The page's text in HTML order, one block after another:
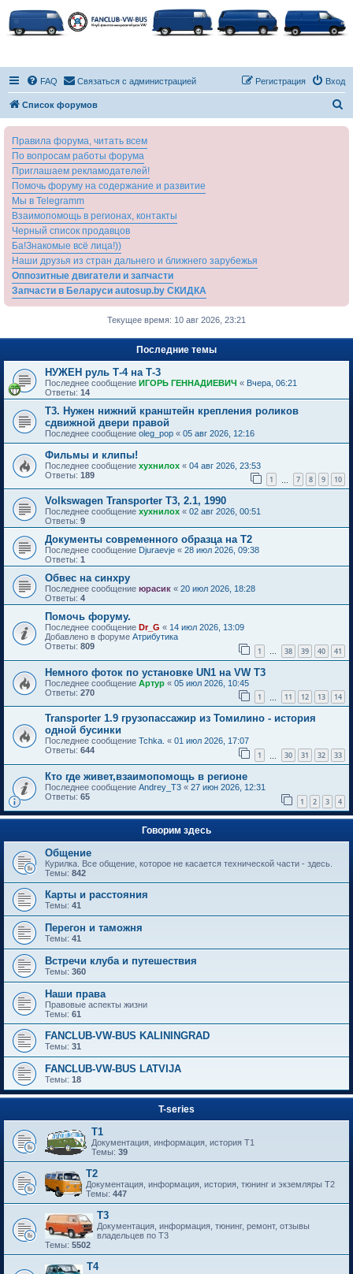
FAQ Связаться с администрацией Вход
Регистрация
Список форумов
Правила форума, читать всем
По вопросам работы форума
Приглашаем рекламодателей!
Помочь форуму на содержание и развитие
Мы в Telegramm
Взаимопомощь в регионах, контакты
Черный список продавцов
Ба!Знакомые всё лица!))
Наши друзья из стран дальнего и ближнего зарубежья
Оппозитные двигатели и запчасти
Запчасти в Беларуси autosup.by СКИДКА
Текущее время: 10 авг 2026, 23:21
Последние темы
НУЖЕН руль Т-4 на Т-3
Последнее сообщение ИГОРЬ ГЕННАДИЕВИЧ « Вчера, 06:21
Ответы: 14
Т3. Нужен нижний кранштейн крепления роликов
сдвижной двери правой
Последнее сообщение oleg_pop « 05 авг 2026, 12:16
Фильмы и клипы!
Последнее сообщение хухнилох « 04 авг 2026, 23:53
Ответы: 189 1 7 8 9 10
Volkswagen Transporter T3, 2.1, 1990
Последнее сообщение хухнилох « 02 авг 2026, 00:51
Ответы: 9
Документы современного образца на Т2
Последнее сообщение Djuraevje « 28 июл 2026, 09:38
Ответы: 1
Обвес на синхру
Последнее сообщение юрасик « 20 июл 2026, 18:28
Ответы: 4
Помочь форуму.
Последнее сообщение Dr_G « 14 июл 2026, 13:09
Добавлено в форуме Атрибутика
Ответы: 809 1 … 38 39 40 41
Немного фоток по установке UN1 на VW T3
Последнее сообщение Артур « 05 июл 2026, 10:45
Ответы: 270 1 11 12 13 14
Transporter 1.9 грузопассажир из Томилино - история
одной бусинки
Последнее сообщение Tchka. « 01 июл 2026, 17:07
Ответы: 644 1 30 31 32 33
Кто где живет,взаимопомощь в регионе
Последнее сообщение Andrey_T3 « 27 июн 2026, 12:31
Ответы: 65 1 2 3 4
Говорим здесь
Общение
Курилка. Все общение, которое не касается технической части - здесь.
Темы: 842
Карты и расстояния
Темы: 41
Перегон и таможня
Темы: 41
Встречи клуба и путешествия
Темы: 360
Наши права
Правовые аспекты жизни
Темы: 61
FANCLUB-VW-BUS KALININGRAD
Темы: 31
FANCLUB-VW-BUS LATVIJA
Темы: 18
T-series
T1
Документация, информация, история T1
Темы: 39
T2
Документация, информация, история, тюнинг и экземляры T2
Темы: 447
T3
Документация, информация, тюнинг, ремонт, отзывы
владельцев по T3
Темы: 5502
T4